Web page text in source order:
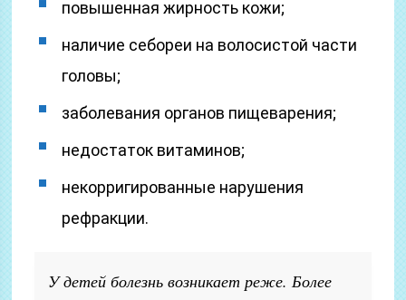
повышенная жирность кожи;
наличие себореи на волосистой части
головы;
заболевания органов пищеварения;
недостаток витаминов;
некорригированные нарушения
рефракции.
У детей болезнь возникает реже. Более